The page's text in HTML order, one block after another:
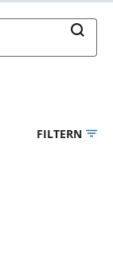
FILTERN